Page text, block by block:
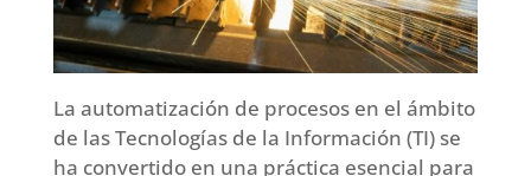
La automatización de procesos en el ámbito
de las Tecnologías de la Información (TI) se
ha convertido en una práctica esencial para